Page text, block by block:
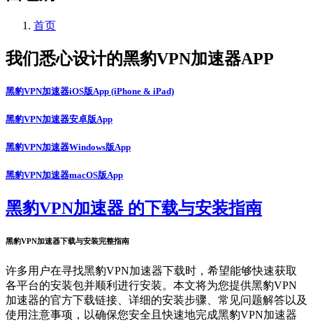
首页
我们悉心设计的黑豹VPN加速器APP
黑豹VPN加速器iOS版App (iPhone & iPad)
黑豹VPN加速器安卓版App
黑豹VPN加速器Windows版App
黑豹VPN加速器macOS版App
黑豹VPN加速器 的下载与安装指南
黑豹VPN加速器下载与安装完整指南
许多用户在寻找黑豹VPN加速器下载时，希望能够快速获取
各平台的安装包并顺利进行安装。本文将为您提供黑豹VPN
加速器的官方下载链接、详细的安装步骤、常见问题解答以及
使用注意事项，以确保您安全且快速地完成黑豹VPN加速器